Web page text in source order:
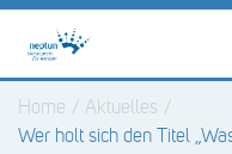
Home / Aktuelles /
Wer holt sich den Titel